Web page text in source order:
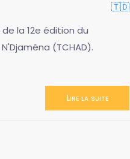
🇹🇩
la 12e édition du
(TCHAD).
Lire la suite